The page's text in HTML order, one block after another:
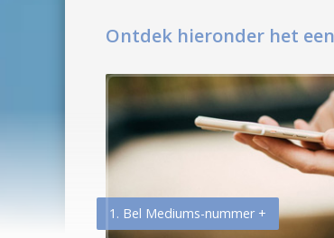
Ontdek hieronder het
1. Bel Mediums-nummer +